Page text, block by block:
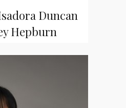
Duncan
Hepburn